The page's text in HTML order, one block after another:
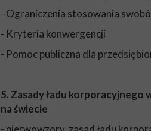
- Ograniczenia stosowania
- Kryteria konwergencji
- Pomoc publiczna dla
5. Zasady ładu korporacyjnego
na świecie